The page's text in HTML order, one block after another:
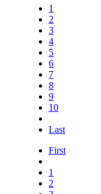
1
2
3
4
5
6
7
8
9
10
Last
First
1
2